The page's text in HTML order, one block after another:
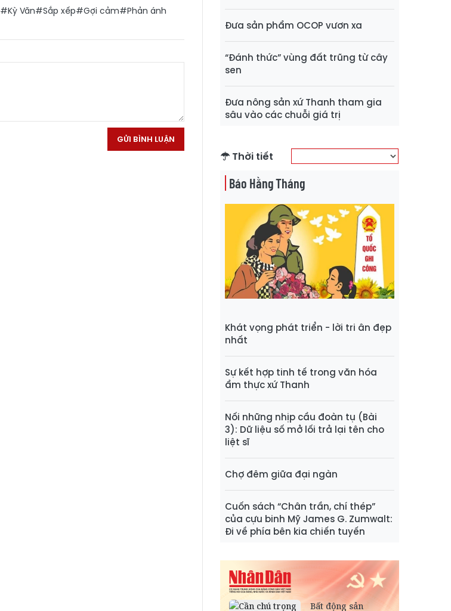
#Kỳ Văn#Sắp xếp#Gợi cảm#Phản ánh
GỬI BÌNH LUẬN
Đưa sản phẩm OCOP vươn xa
“Đánh thức” vùng đất trũng từ cây
sen
Đưa nông sản xứ Thanh tham gia
sâu vào các chuỗi giá trị
Thời tiết
Báo Hằng Tháng
Khát vọng phát triển - lời tri ân đẹp
nhất
Sự kết hợp tinh tế trong văn hóa
ẩm thực xứ Thanh
Nối những nhịp cầu đoàn tụ (Bài
3): Dữ liệu số mở lối trả lại tên cho
liệt sĩ
Chợ đêm giữa đại ngàn
Cuốn sách “Chân trần, chí thép”
của cựu binh Mỹ James G. Zumwalt:
Đi về phía bên kia chiến tuyến